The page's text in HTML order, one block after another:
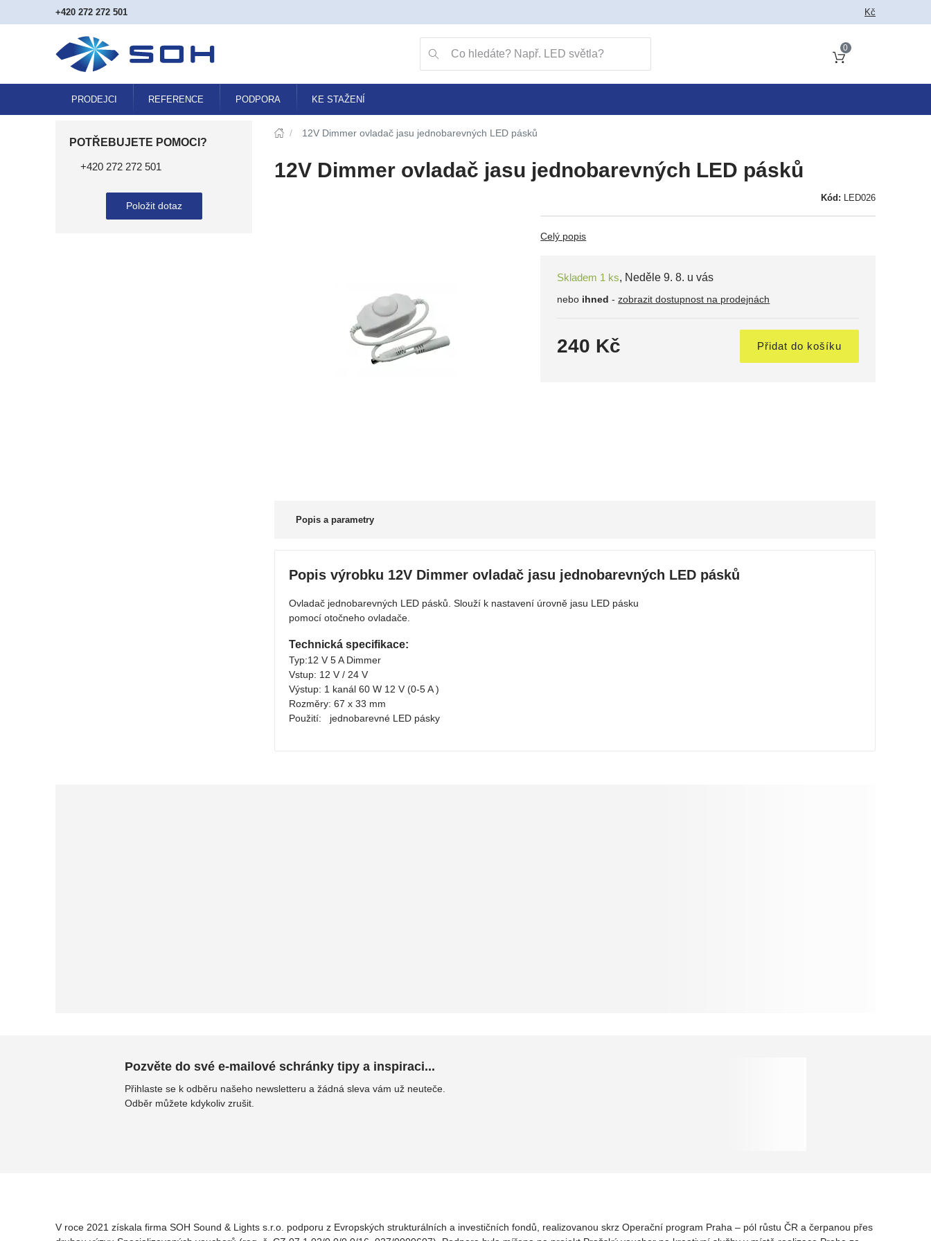
+420 272 272 501 Kč
0
PRODEJCI REFERENCE PODPORA KE STAŽENÍ
/ 12V Dimmer ovladač jasu jednobarevných LED pásků
12V Dimmer ovladač jasu jednobarevných LED pásků
Kód: LED026
Celý popis
Skladem 1 ks, Neděle 9. 8. u vás
nebo ihned -zobrazit dostupnost na prodejnách
240 Kč Přidat do košíku
Popis a parametry
Popis výrobku 12V Dimmer ovladač jasu jednobarevných LED pásků
Ovladač jednobarevných LED pásků. Slouží k nastavení úrovně jasu LED pásku
pomocí otočneho ovladače.
Technická specifikace:
Typ:12 V 5 A Dimmer
Vstup: 12 V / 24 V
Výstup: 1 kanál 60 W 12 V (0-5 A )
Rozměry: 67 x 33 mm
Použití: jednobarevné LED pásky
POTŘEBUJETE POMOCI?
+420 272 272 501
Položit dotaz
Pozvěte do své e-mailové schránky tipy a inspiraci...
Přihlaste se k odběru našeho newsletteru a žádná sleva vám už neuteče.
Odběr můžete kdykoliv zrušit.
V roce 2021 získala firma SOH Sound & Lights s.r.o. podporu z Evropských strukturálních a investičních fondů, realizovanou skrz Operační program Praha – pól růstu ČR a čerpanou přes